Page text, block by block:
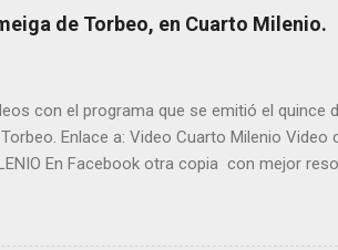
a Torbeo no le fue nunca suficientemente
en el año 2000 publico Ángel Arnaiz
de Torbeo, en Cuarto Milenio.
con el programa que se emitió el quince
Enlace a: Video Cuarto Milenio
En Facebook otra copia con mejor